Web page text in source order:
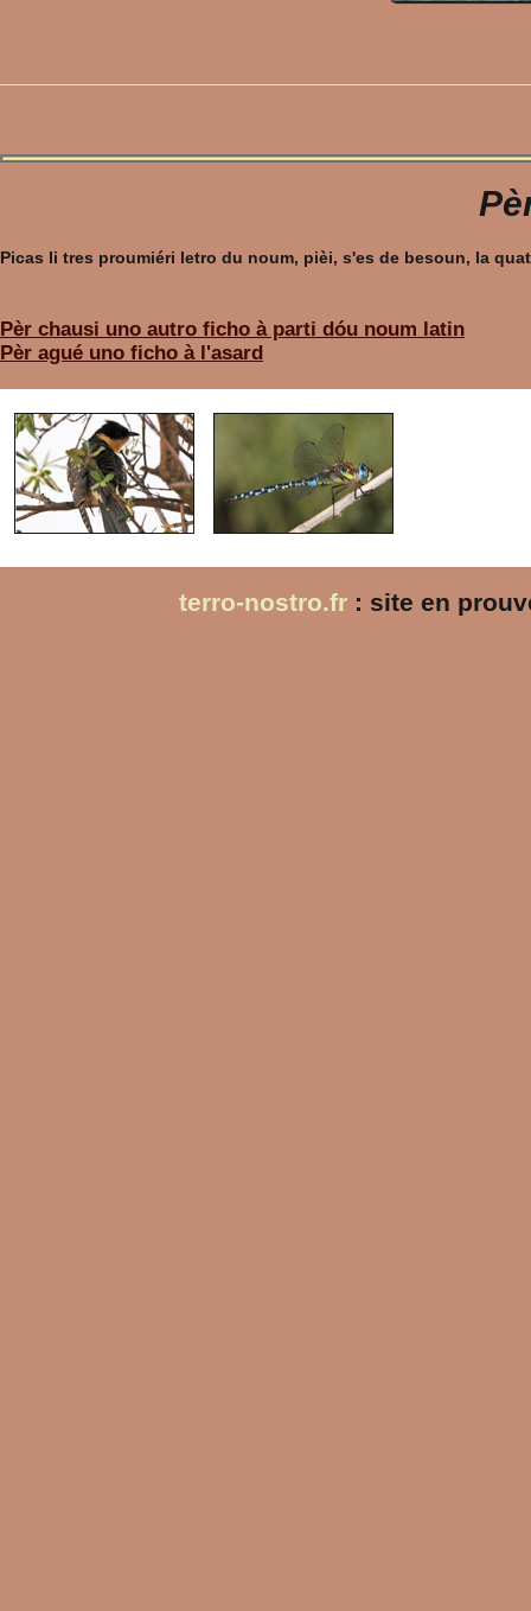
Picas li tres proumiéri letro du noum, pièi, s'es de besoun, la
Pèr chausi uno autro ficho à parti dóu noum latin
Pèr agué uno ficho à l'asard
terro-nostro.fr: site en